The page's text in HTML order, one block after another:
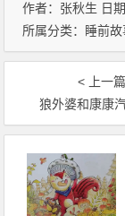
作者：张秋生 日
所属分类： 睡前
< 上一篇
狼外婆和康康